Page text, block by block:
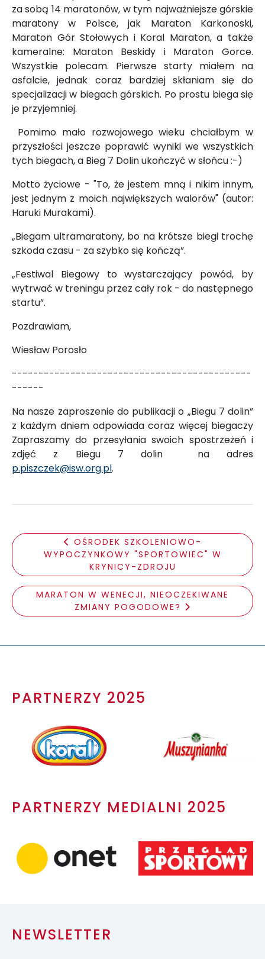
za sobą 14 maratonów, w tym najważniejsze górskie
maratony w Polsce, jak Maraton Karkonoski,
Maraton Gór Stołowych i Koral Maraton, a także
kameralne: Maraton Beskidy i Maraton Gorce.
Wszystkie polecam. Pierwsze starty miałem na
asfalcie, jednak coraz bardziej skłaniam się do
specjalizacji w biegach górskich. Po prostu biega się
je przyjemniej.
Pomimo mało rozwojowego wieku chciałbym w
przyszłości jeszcze poprawić wyniki we wszystkich
tych biegach, a Bieg 7 Dolin ukończyć w słońcu :-)
Motto życiowe - "To, że jestem mną i nikim innym,
jest jednym z moich największych walorów" (autor:
Haruki Murakami).
„Biegam ultramaratony, bo na krótsze biegi trochę
szkoda czasu - za szybko się kończą”.
„Festiwal Biegowy to wystarczający powód, by
wytrwać w treningu przez cały rok - do następnego
startu”.
Pozdrawiam,
Wiesław Porosło
---------------------------------------------
------
Na nasze zaproszenie do publikacji o „Biegu 7 dolin”
z każdym dniem odpowiada coraz więcej biegaczy
Zapraszamy do przesyłania swoich spostrzeżeń i
zdjęć z Biegu 7 dolin na adres
p.piszczek@isw.org.pl.
OŚRODEK SZKOLENIOWO-
WYPOCZYNKOWY "SPORTOWIEC" W
KRYNICY-ZDROJU
MARATON W WENECJI, NIEOCZEKIWANE
ZMIANY POGODOWE?
PARTNERZY 2025
PARTNERZY MEDIALNI 2025
NEWSLETTER